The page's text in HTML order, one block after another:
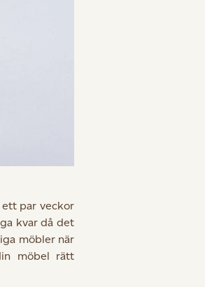
par veckor
kvar då det
möbler när
möbel rätt